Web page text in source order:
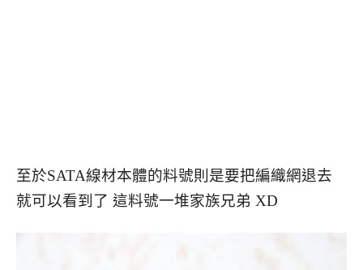
至於SATA線材本體的料號則是要把編織網退去
就可以看到了 這料號一堆家族兄弟 XD